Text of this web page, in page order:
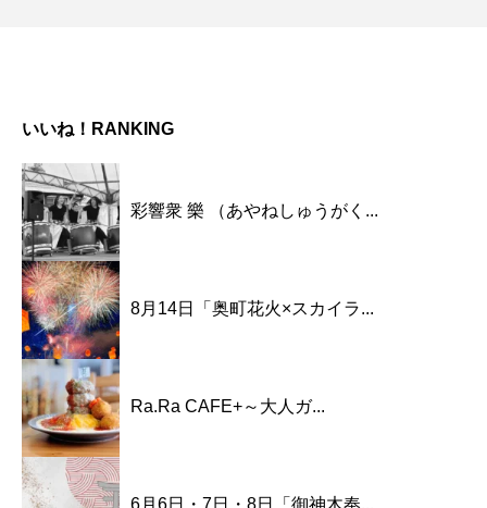
いいね！RANKING
彩響衆 樂 （あやねしゅうがく...
8月14日「奥町花火×スカイラ...
Ra.Ra CAFE+～大人ガ...